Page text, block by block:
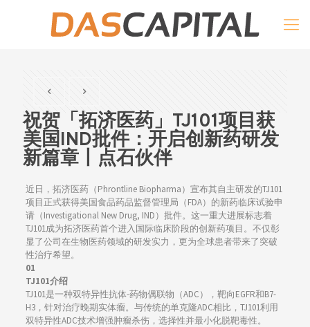
祝贺「拓济医药」TJ101项目获
美国IND批件：开启创新药研发
新篇章丨点石伙伴
近日，拓济医药（Phrontline Biopharma）宣布其自主研发的TJ101
项目正式获得美国食品药品监督管理局（FDA）的新药临床试验申
请（Investigational New Drug, IND）批件。这一重大进展标志着
TJ101成为拓济医药首个进入国际临床阶段的创新药项目。不仅彰
显了公司在生物医药领域的研发实力，更为全球患者带来了突破
性治疗希望。
01
TJ101介绍
TJ101是一种双特异性抗体-药物偶联物（ADC），靶向EGFR和B7-
H3，针对治疗晚期实体瘤。与传统的单克隆ADC相比，TJ101利用
双特异性ADC技术增强肿瘤杀伤，选择性并最小化脱靶毒性。